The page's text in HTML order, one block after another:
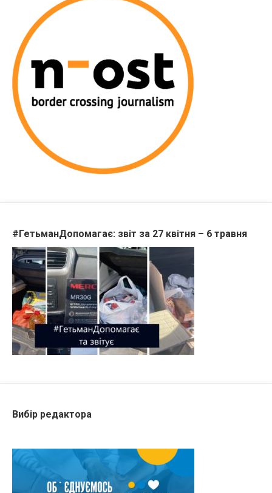
#ГетьманДопомагає: звіт за 27 квітня – 6 травня
Вибір редактора